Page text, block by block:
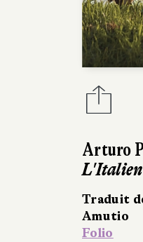
Arturo
L'Italien
Traduit
Amutio
Folio